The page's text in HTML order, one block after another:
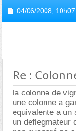
04/06/2008, 10h07
Re :
la colonne de
une colonne a
equivalente a un
un deflegmateur